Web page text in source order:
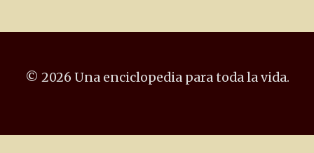
© 2026 Una enciclopedia para toda la vida.